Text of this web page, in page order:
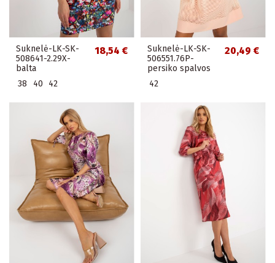
Suknelė-LK-SK-
508641-2.29X-
balta
18,54 €
38 40 42
Suknelė-LK-SK-
506551.76P-
persiko spalvos
20,49 €
42